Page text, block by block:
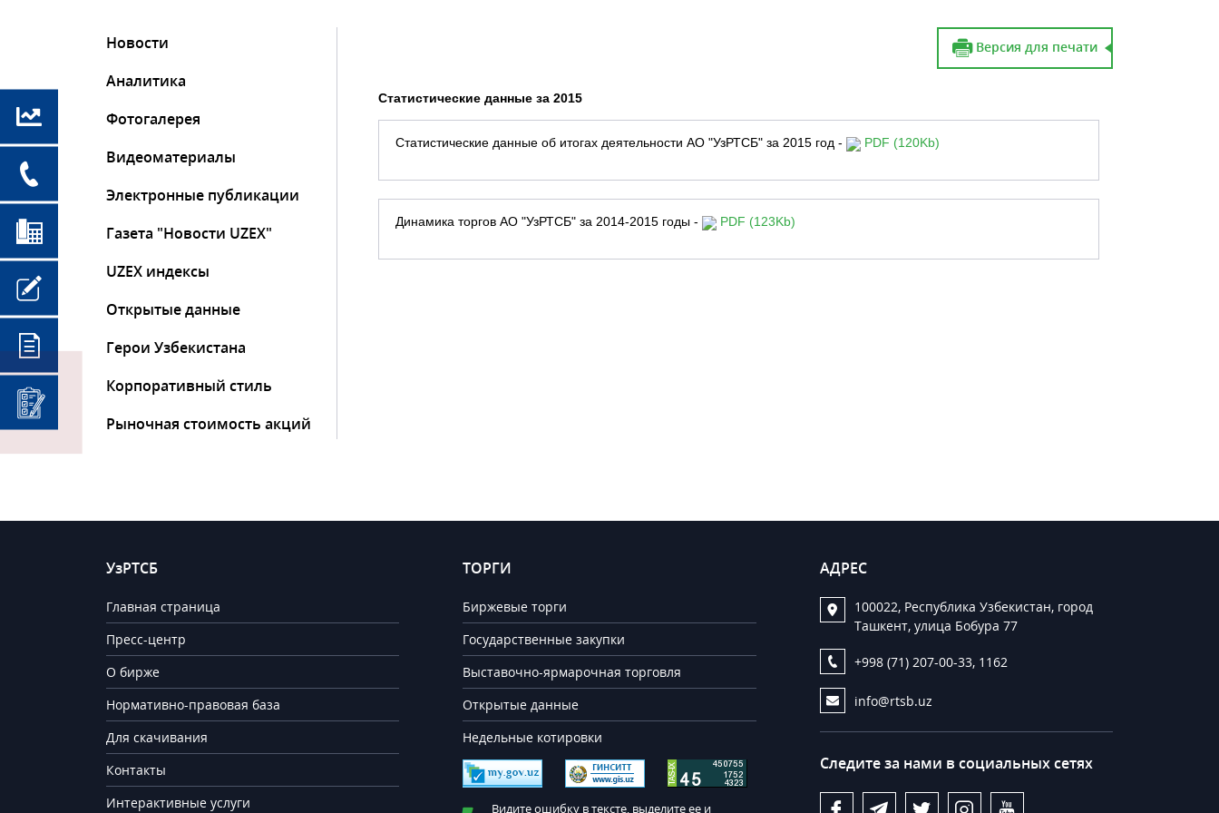
Новости
Аналитика
Фотогалерея
Видеоматериалы
Электронные публикации
Газета "Новости UZEX"
UZEX индексы
Открытые данные
Герои Узбекистана
Корпоративный стиль
Рыночная стоимость акций
Версия для печати
Статистические данные за 2015
Статистические данные об итогах деятельности АО "УзРТСБ" за 2015 год - PDF (120Kb)
Динамика торгов АО "УзРТСБ" за 2014-2015 годы - PDF (123Kb)
УзРТСБ
Главная страница
Пресс-центр
О бирже
Нормативно-правовая база
Для скачивания
Контакты
Интерактивные услуги
ТОРГИ
Биржевые торги
Государственные закупки
Выставочно-ярмарочная торговля
Открытые данные
Недельные котировки
Видите ошибку в тексте, выделите ее и
АДРЕС
100022, Республика Узбекистан, город
Ташкент, улица Бобура 77
+998 (71) 207-00-33, 1162
info@rtsb.uz
Следите за нами в социальных сетях